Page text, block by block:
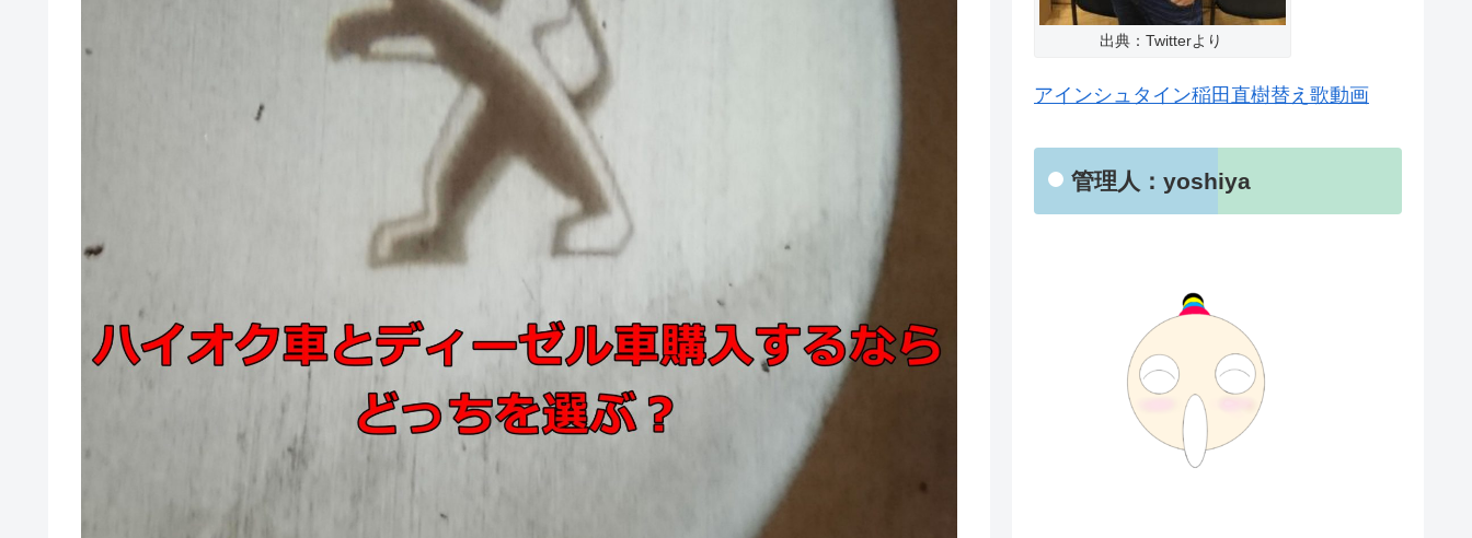
出典：Twitterより
アインシュタイン稲田直樹替え歌動画
管理人：yoshiya